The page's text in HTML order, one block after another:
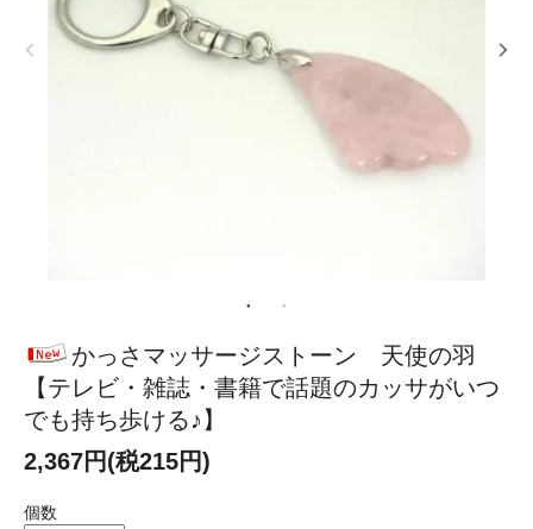
かっさマッサージストーン 天使の羽
【テレビ・雑誌・書籍で話題のカッサがいつ
でも持ち歩ける♪】
2,367円(税215円)
個数